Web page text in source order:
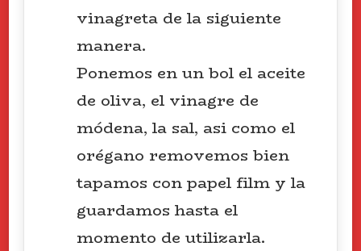
vinagreta de la siguiente
manera.
Ponemos en un bol el aceite
de oliva, el vinagre de
módena, la sal, asi como el
orégano removemos bien
tapamos con papel film y la
guardamos hasta el
momento de utilizarla.